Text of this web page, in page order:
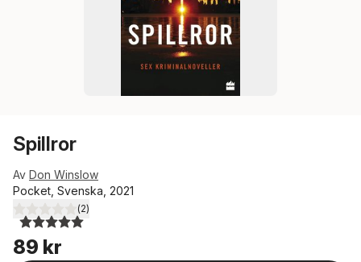
Spillror
Av Don Winslow
Pocket, Svenska, 2021
5,0utav 5 stjärnor. Totalt antal röster:
(2)
89 kr